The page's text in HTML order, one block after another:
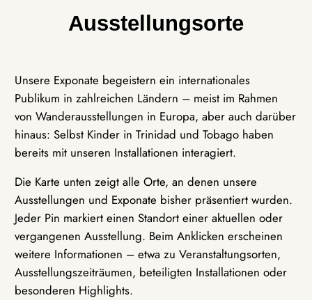
Ausstellungsorte
Unsere Exponate begeistern ein internationales
Publikum in zahlreichen Ländern – meist im Rahmen
von Wanderausstellungen in Europa, aber auch darüber
hinaus: Selbst Kinder in Trinidad und Tobago haben
bereits mit unseren Installationen interagiert.
Die Karte unten zeigt alle Orte, an denen unsere
Ausstellungen und Exponate bisher präsentiert wurden.
Jeder Pin markiert einen Standort einer aktuellen oder
vergangenen Ausstellung. Beim Anklicken erscheinen
weitere Informationen – etwa zu Veranstaltungsorten,
Ausstellungszeiträumen, beteiligten Installationen oder
besonderen Highlights.